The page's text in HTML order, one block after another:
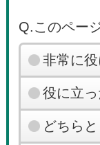
Q.このペー
非常に
役に立っ
どちら